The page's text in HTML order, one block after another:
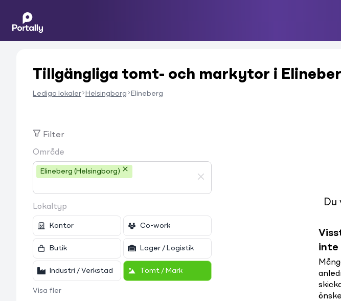
Tillgängliga tomt- och markytor i
Lediga lokaler Helsingborg Elineberg
Filter
Område
Elineberg (Helsingborg)
Lokaltyp
Kontor Co-work
Butik Lager / Logistik
Industri / Verkstad Tomt / Mark
Visa fler
Du
inte